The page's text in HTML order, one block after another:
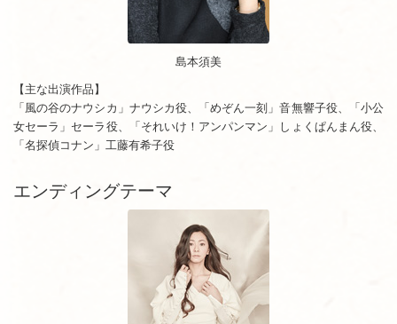
島本須美
【主な出演作品】
「風の谷のナウシカ」ナウシカ役、「めぞん一刻」音無響子役、「小公
女セーラ」セーラ役、「それいけ！アンパンマン」しょくぱんまん役、
「名探偵コナン」工藤有希子役
エンディングテーマ